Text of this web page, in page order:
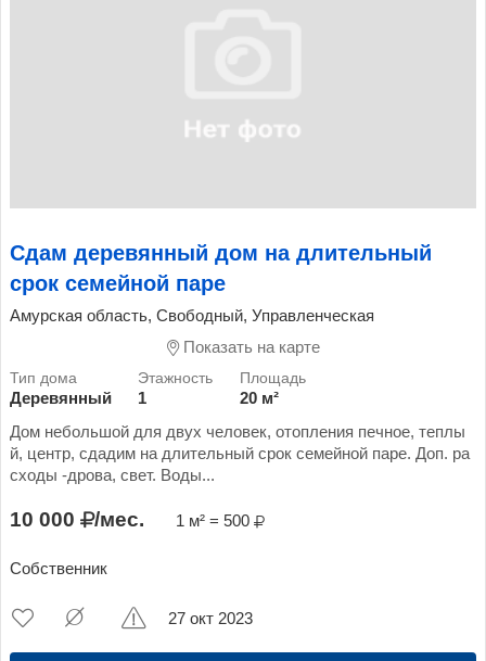
Сдам деревянный дом на длительный
срок семейной паре
Амурская область, Свободный, Управленческая
Показать на карте
Деревянный 1
20 м²
Дом небольшой для двух человек, отопления печное, теплы
й, центр, сдадим на длительный срок семейной паре. Доп. ра
сходы -дрова, свет. Воды...
10 000 /мес. 1 м² = 500
Собственник
27 окт 2023